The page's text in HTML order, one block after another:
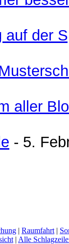
auf der
aller
- 5.
| Raumfahrt |
| Alle